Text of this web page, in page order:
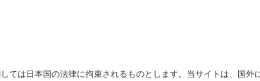
は日本国の法律に拘束されるものとします。当サイトは、国